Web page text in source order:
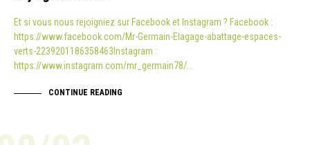
Et si vous nous rejoigniez sur Facebook et Instagram ? Facebook :
https://www.facebook.com/Mr-Germain-Elagage-abattage-espaces-
verts-2239201186358463Instagram :
https://www.instagram.com/mr_germain78/…
CONTINUE READING